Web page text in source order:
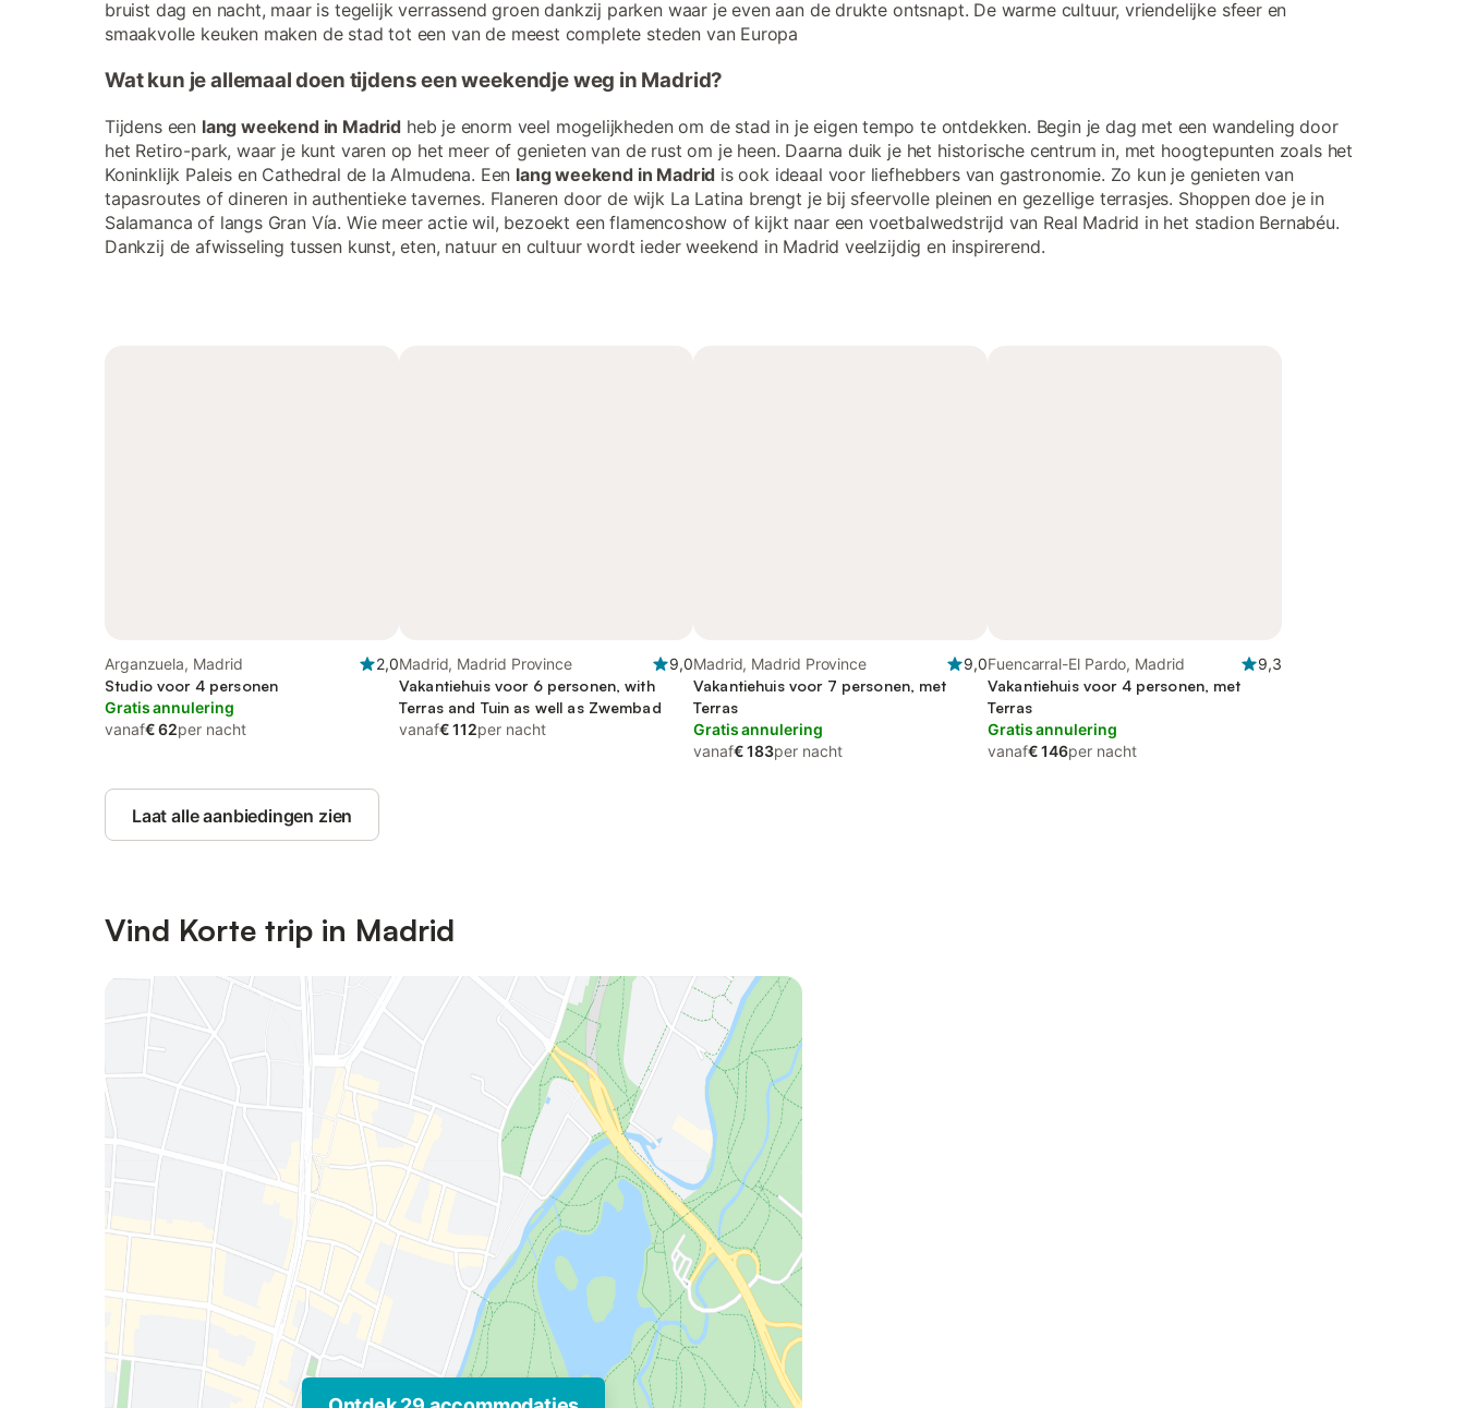
bruist dag en nacht, maar is tegelijk verrassend groen dankzij parken waar je even aan de drukte ontsnapt. De warme cultuur, vriendelijke sfeer en
smaakvolle keuken maken de stad tot een van de meest complete steden van Europa
Wat kun je allemaal doen tijdens een weekendje weg in Madrid?
Tijdens een lang weekend in Madrid heb je enorm veel mogelijkheden om de stad in je eigen tempo te ontdekken. Begin je dag met een wandeling door
het Retiro-park, waar je kunt varen op het meer of genieten van de rust om je heen. Daarna duik je het historische centrum in, met hoogtepunten zoals het
Koninklijk Paleis en Cathedral de la Almudena. Een lang weekend in Madrid is ook ideaal voor liefhebbers van gastronomie. Zo kun je genieten van
tapasroutes of dineren in authentieke tavernes. Flaneren door de wijk La Latina brengt je bij sfeervolle pleinen en gezellige terrasjes. Shoppen doe je in
Salamanca of langs Gran Vía. Wie meer actie wil, bezoekt een flamencoshow of kijkt naar een voetbalwedstrijd van Real Madrid in het stadion Bernabéu.
Dankzij de afwisseling tussen kunst, eten, natuur en cultuur wordt ieder weekend in Madrid veelzijdig en inspirerend.
Arganzuela, Madrid
2,0
Studio voor 4 personen
Gratis annulering
vanaf€ 62per nacht
Madrid, Madrid Province
9,0
Vakantiehuis voor 6 personen, with
Terras and Tuin as well as Zwembad
vanaf€ 112per nacht
Madrid, Madrid Province
9,0
Vakantiehuis voor 7 personen, met
Terras
Gratis annulering
vanaf€ 183per nacht
Fuencarral-El Pardo, Madrid
9,3
Vakantiehuis voor 4 personen, met
Terras
Gratis annulering
vanaf€ 146per nacht
Laat alle aanbiedingen zien
Vind Korte trip in Madrid